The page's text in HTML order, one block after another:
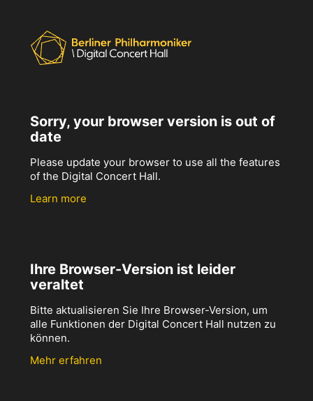
Sorry, your browser version is out of
date
Please update your browser to use all the features
of the Digital Concert Hall.
Learn more
Ihre Browser-Version ist leider
veraltet
Bitte aktualisieren Sie Ihre Browser-Version, um
alle Funktionen der Digital Concert Hall nutzen zu
können.
Mehr erfahren